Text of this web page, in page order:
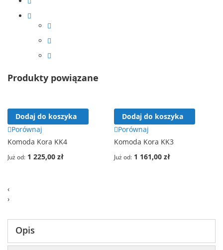
Produkty powiązane
Dodaj do koszyka
Porównaj
Komoda Kora KK4
Już od 1 225,00 zł
Dodaj do koszyka
Porównaj
Komoda Kora KK3
Już od 1 161,00 zł
‹
›
Opis